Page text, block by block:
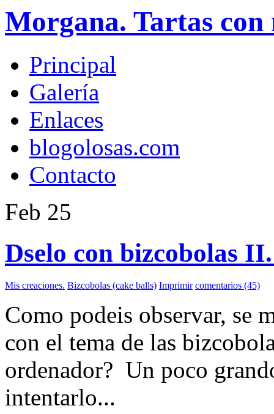
Morgana. Tartas con
Principal
Galería
Enlaces
blogolosas.com
Contacto
Feb 25
Dselo con bizcobolas
Mis creaciones. Bizcobolas (cake balls) Imprimir comentarios (45)
Como podeis observar, se
con el tema de las
ordenador? Un poco
intentarlo...